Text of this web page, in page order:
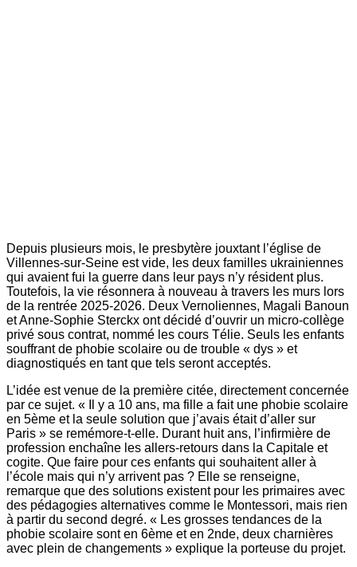
Depuis plusieurs mois, le presbytère jouxtant l’église de
Villennes-sur-Seine est vide, les deux familles ukrainiennes
qui avaient fui la guerre dans leur pays n’y résident plus.
Toutefois, la vie résonnera à nouveau à travers les murs lors
de la rentrée 2025-2026. Deux Vernoliennes, Magali Banoun
et Anne-Sophie Sterckx ont décidé d’ouvrir un micro-collège
privé sous contrat, nommé les cours Télie. Seuls les enfants
souffrant de phobie scolaire ou de trouble « dys » et
diagnostiqués en tant que tels seront acceptés.
L’idée est venue de la première citée, directement concernée
par ce sujet. « Il y a 10 ans, ma fille a fait une phobie scolaire
en 5ème et la seule solution que j’avais était d’aller sur
Paris » se remémore-t-elle. Durant huit ans, l’infirmière de
profession enchaîne les allers-retours dans la Capitale et
cogite. Que faire pour ces enfants qui souhaitent aller à
l’école mais qui n’y arrivent pas ? Elle se renseigne,
remarque que des solutions existent pour les primaires avec
des pédagogies alternatives comme le Montessori, mais rien
à partir du second degré. « Les grosses tendances de la
phobie scolaire sont en 6ème et en 2nde, deux charnières
avec plein de changements » explique la porteuse du projet.